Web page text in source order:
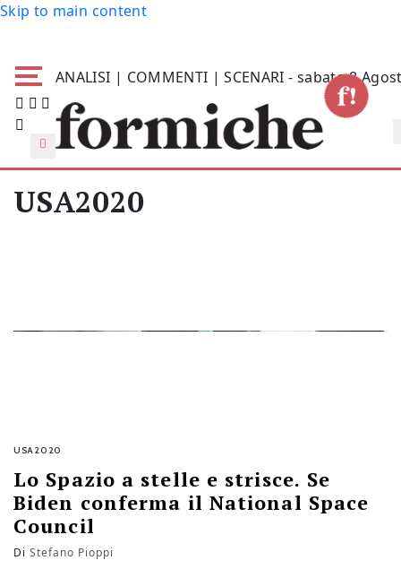
Skip to main content
ANALISI | COMMENTI | SCENARI - sabato 8
USA2020
USA2020
Lo Spazio a stelle e strisce. Se
Biden conferma il National Space
Council
Di Stefano Pioppi